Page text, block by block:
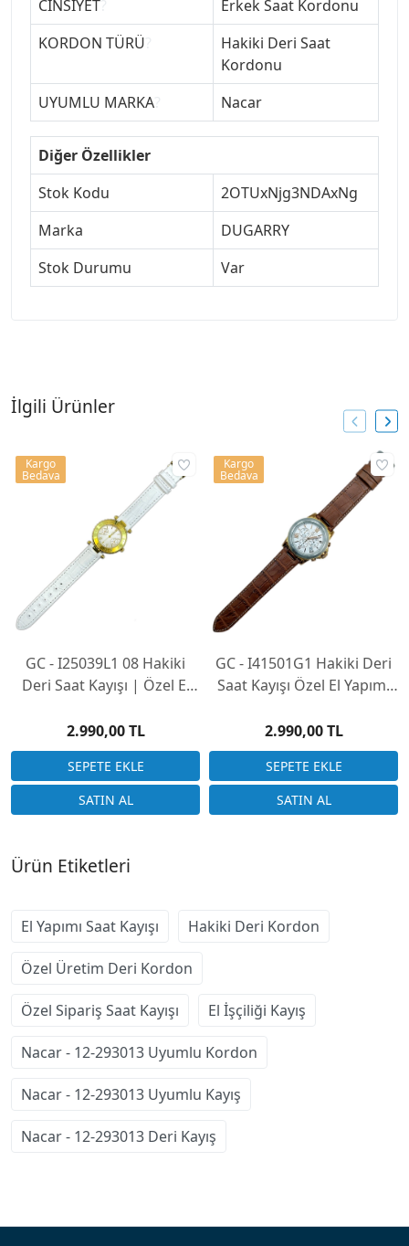
CİNSİYET
Erkek Saat Kordonu
KORDON TÜRÜ
Hakiki Deri Saat
Kordonu
UYUMLU MARKA
Nacar
Diğer Özellikler
Stok Kodu
2OTUxNjg3NDAxNg
Marka
DUGARRY
Stok Durumu
Var
İlgili Ürünler
GC - I25039L1 08 Hakiki
Deri Saat Kayışı | Özel El
2.990,00 TL
Kargo
Bedava
GC - I41501G1 Hakiki Deri
Saat Kayışı Özel El Yapımı
Göndermeniz Gerekli)
2.990,00 TL
Kargo
Bedava
Ürün Etiketleri
El Yapımı Saat Kayışı Hakiki Deri Kordon
Özel Üretim Deri Kordon
Özel Sipariş Saat Kayışı El İşçiliği Kayış
Nacar - 12-293013 Uyumlu Kordon
Nacar - 12-293013 Uyumlu Kayış
Nacar - 12-293013 Deri Kayış